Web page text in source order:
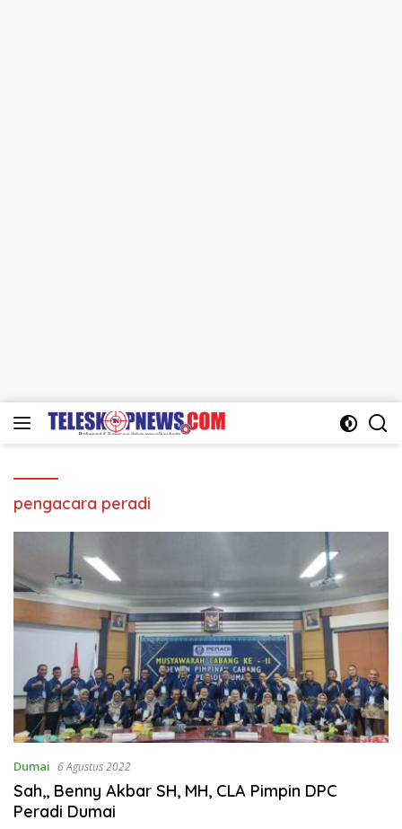
Langsung
pengacara peradi
Dumai 6 Agustus 2022
Sah,, Benny Akbar SH, MH, CLA Pimpin DPC
Peradi Dumai